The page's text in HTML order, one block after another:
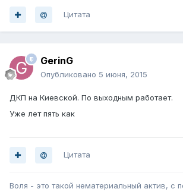
Цитата
GerinG
Опубликовано 5 июня, 2015
ДКП на Киевской. По выходным работает.
Уже лет пять как
Цитата
Воля - это такой нематериальный актив, с